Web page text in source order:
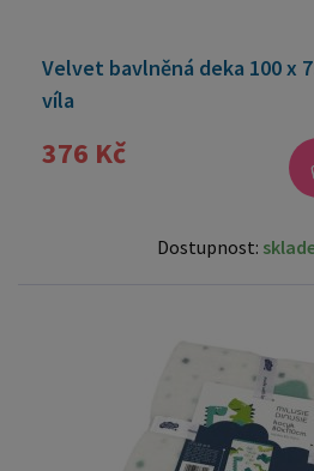
Velvet bavlněná deka 100 x
víla
376 Kč
Dostupnost: